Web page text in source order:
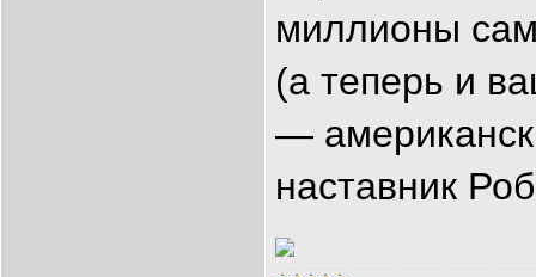
миллионы
(а теперь и
—
наставник